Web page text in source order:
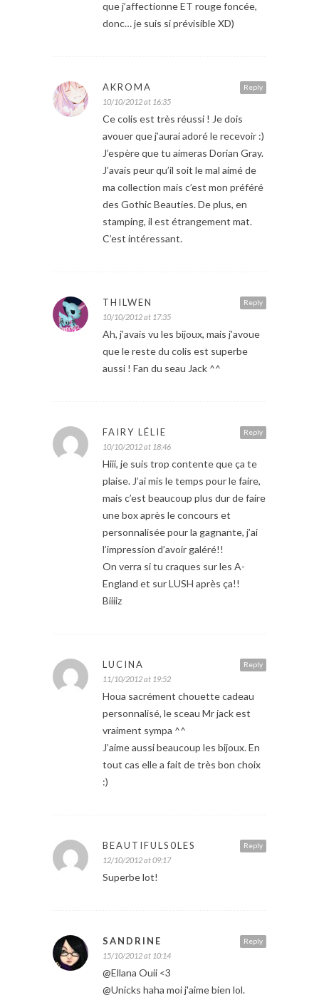
que j’affectionne ET rouge foncée,
donc… je suis si prévisible XD)
Reply
AKROMA
10/10/2012 at 16:35
Ce colis est très réussi ! Je dois
avouer que j’aurai adoré le recevoir :)
J’espère que tu aimeras Dorian Gray.
J’avais peur qu’il soit le mal aimé de
ma collection mais c’est mon préféré
des Gothic Beauties. De plus, en
stamping, il est étrangement mat.
C’est intéressant.
Reply
THILWEN
10/10/2012 at 17:35
Ah, j’avais vu les bijoux, mais j’avoue
que le reste du colis est superbe
aussi ! Fan du seau Jack ^^
Reply
FAIRY LÉLIE
10/10/2012 at 18:46
Hiii, je suis trop contente que ça te
plaise. J’ai mis le temps pour le faire,
mais c’est beaucoup plus dur de faire
une box après le concours et
personnalisée pour la gagnante, j’ai
l’impression d’avoir galéré!!
On verra si tu craques sur les A-
England et sur LUSH après ça!!
Biiiiz
Reply
LUCINA
11/10/2012 at 19:52
Houa sacrément chouette cadeau
personnalisé, le sceau Mr jack est
vraiment sympa ^^
J’aime aussi beaucoup les bijoux. En
tout cas elle a fait de très bon choix
:)
Reply
BEAUTIFULS0LES
12/10/2012 at 09:17
Superbe lot!
Reply
SANDRINE
15/10/2012 at 10:14
@Ellana Ouii <3
@Unicks haha moi j'aime bien lol.